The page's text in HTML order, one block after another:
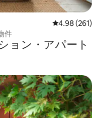
レビュー261
4.98 (261)
件
ョン・アパート